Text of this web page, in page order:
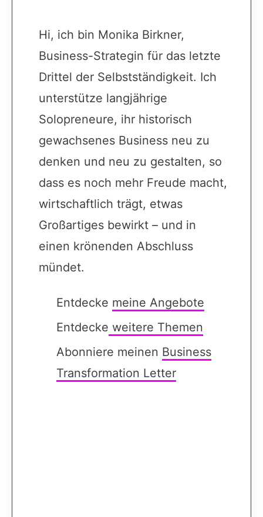
Hi, ich bin Monika Birkner,
Business-Strategin für das letzte
Drittel der Selbstständigkeit. Ich
unterstütze langjährige
Solopreneure, ihr historisch
gewachsenes Business neu zu
denken und neu zu gestalten, so
dass es noch mehr Freude macht,
wirtschaftlich trägt, etwas
Großartiges bewirkt – und in
einen krönenden Abschluss
mündet.
Entdecke meine Angebote
Entdecke weitere Themen
Abonniere meinen Business
Transformation Letter